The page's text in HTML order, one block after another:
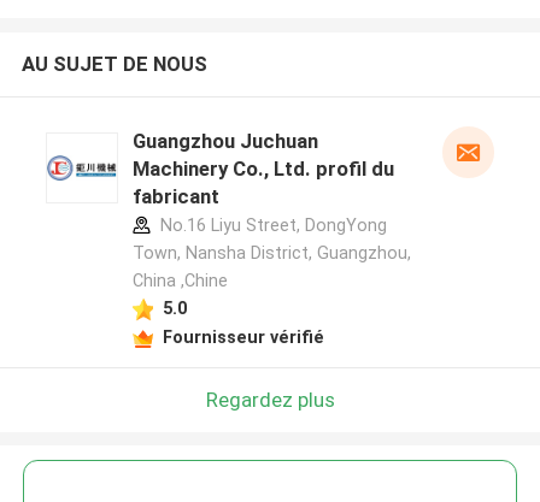
AU SUJET DE NOUS
Guangzhou Juchuan
Machinery Co., Ltd. profil du
fabricant
No.16 Liyu Street, DongYong
Town, Nansha District, Guangzhou,
China ,Chine
5.0
Fournisseur vérifié
Regardez plus